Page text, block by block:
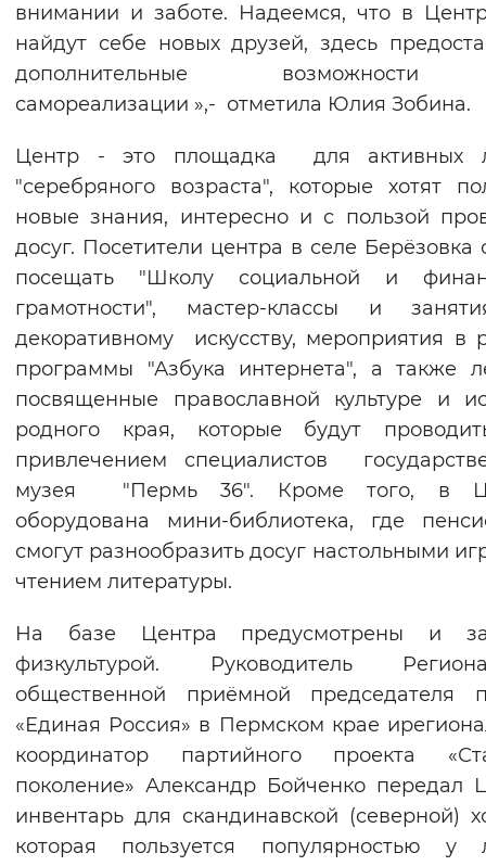
внимании и заботе. Надеемся, что в
найдут себе новых друзей, здесь
дополнительные
самореализации »,- отметила Юлия Зобина.
Центр - это площадка для активных
"серебряного возраста", которые хотят
новые знания, интересно и с пользой
досуг. Посетители центра в селе Берёзовка
посещать "Школу социальной и
грамотности", мастер-классы и
декоративному искусству, мероприятия в
программы "Азбука интернета", а также
посвященные православной культуре и
родного края, которые будут
привлечением специалистов
музея "Пермь 36". Кроме того, в
оборудована мини-библиотека, где
смогут разнообразить досуг настольными
чтением литературы.
На базе Центра предусмотрены и
физкультурой. Руководитель
общественной приёмной председателя
«Единая Россия» в Пермском крае
координатор партийного проекта
поколение» Александр Бойченко передал
инвентарь для скандинавской (северной)
которая пользуется популярностью у